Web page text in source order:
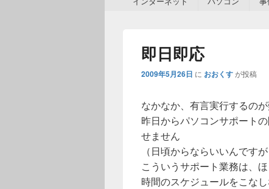
即日即応
2009年5月26日 に おおくすが投稿
なかなか、有言実行するの
昨日からパソコンサポート
せません
（日頃からならいいんですが
こういうサポート業務は、
時間のスケジュールをこな